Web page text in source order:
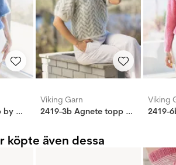
2419-7a Mie topp by Mie Cappelen
Viking Garn
2419-3b Agnete topp by Mie Cappelen
Viking
köpte även dessa